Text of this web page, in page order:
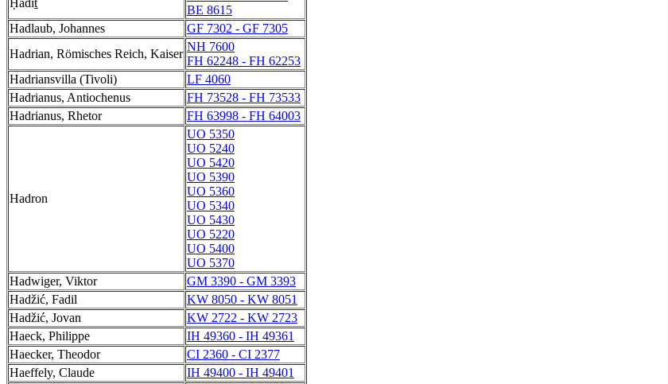
Ḥadīṯ
BE 8615
Hadlaub, Johannes
GF 7302 - GF 7305
Hadrian, Römisches Reich, Kaiser
NH 7600
FH 62248 - FH 62253
Hadriansvilla (Tivoli)
LF 4060
Hadrianus, Antiochenus
FH 73528 - FH 73533
Hadrianus, Rhetor
FH 63998 - FH 64003
Hadron
UO 5350
UO 5240
UO 5420
UO 5390
UO 5360
UO 5340
UO 5430
UO 5220
UO 5400
UO 5370
Hadwiger, Viktor
GM 3390 - GM 3393
Hadžić, Fadil
KW 8050 - KW 8051
Hadžić, Jovan
KW 2722 - KW 2723
Haeck, Philippe
IH 49360 - IH 49361
Haecker, Theodor
CI 2360 - CI 2377
Haeffely, Claude
IH 49400 - IH 49401